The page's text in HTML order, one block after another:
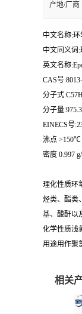
产地/厂商
中文名称:环
中文同义词
英文名称
CAS号
分子式
分子量
EINECS号
沸点 >150℃
密度 0.997
理化性质环
烃类、酯类
基、酸酐以
化学性质浅
用途用作聚
相关